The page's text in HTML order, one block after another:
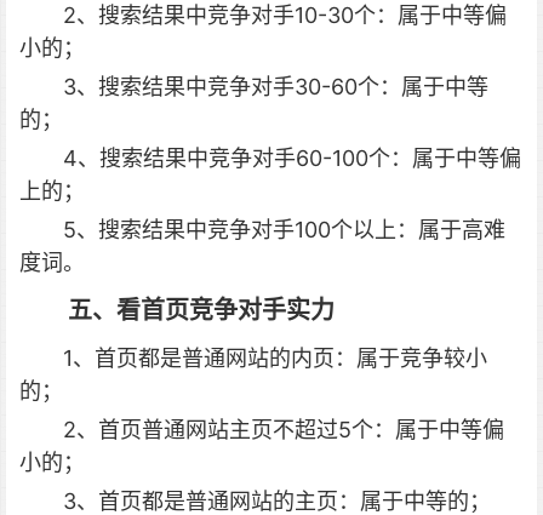
2、搜索结果中竞争对手10-30个：属于中等偏
小的；
3、搜索结果中竞争对手30-60个：属于中等
的；
4、搜索结果中竞争对手60-100个：属于中等偏
上的；
5、搜索结果中竞争对手100个以上：属于高难
度词。
五、看首页竞争对手实力
1、首页都是普通网站的内页：属于竞争较小
的；
2、首页普通网站主页不超过5个：属于中等偏
小的；
3、首页都是普通网站的主页：属于中等的；